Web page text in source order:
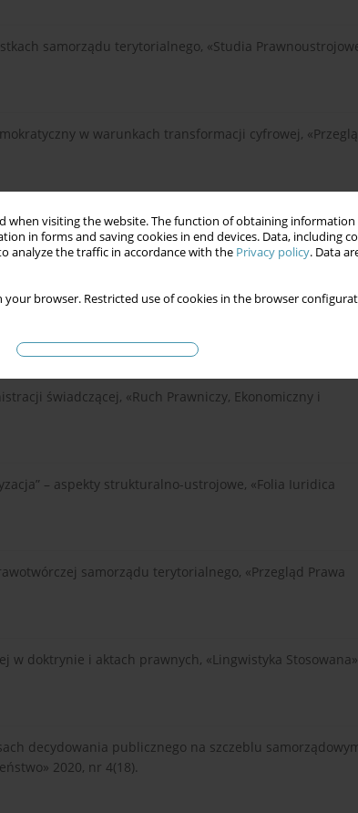
when visiting the website. The function of obtaining
in forms and saving cookies in end devices. Data, including
analyze the traffic in accordance with the Privacy policy. Data
your browser. Restricted use of cookies in the browser
samorządu terytorialnego, «Studia
w warunkach transformacji cyfrowej,
wdrażania zmian organizacyjnych, Warszawa 2018.
administracji publicznej, [w:] M. Romanowska (red.),
gospodarczą w aspekcie różnorodności, Częstochowa
świadczącej, «Ruch Prawniczy, Ekonomiczny i
– aspekty strukturalno-ustrojowe, «Folia Iuridica
samorządu terytorialnego, «Przegląd Prawa
w doktrynie i aktach prawnych, «Lingwistyka Stosowana»
decydowania publicznego na szczeblu
2020, nr 4(18).